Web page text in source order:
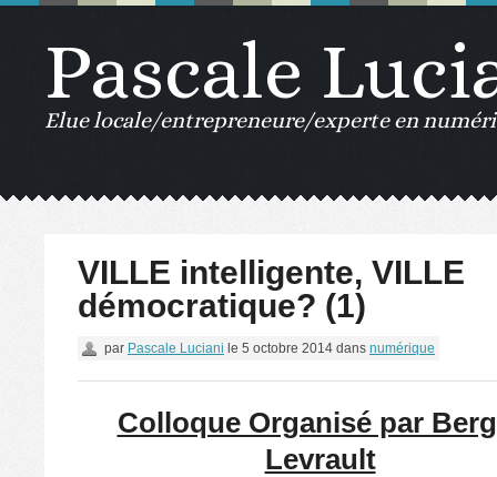
Pascale
Elue locale/entrepreneure/experte en
VILLE intelligente, VILLE
démocratique? (1)
par Pascale Luciani le 5 octobre 2014 dans numérique
Colloque Organisé par
Levrault